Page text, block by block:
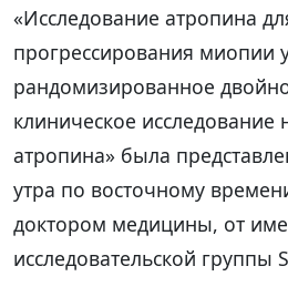
«Исследование атропина
прогрессирования миопии
рандомизированное
клиническое исследование
атропина» была
утра по восточному
доктором медицины, от
исследовательской группы